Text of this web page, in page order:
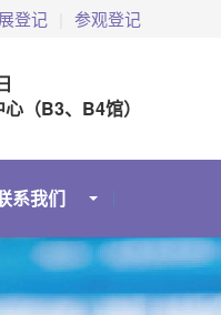
登记 参观登记
（B3、B4馆）
系我们